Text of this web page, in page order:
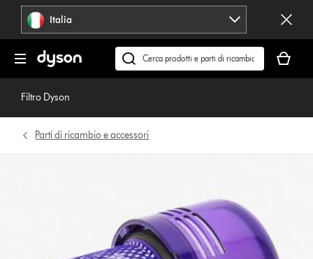
navigazione Italia
Cerca
su
carrello
è
Filtro Dyson
Parti di ricambio e accessori